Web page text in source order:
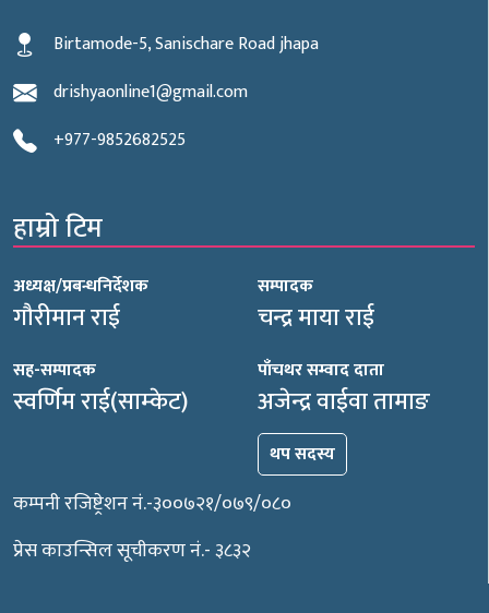
Birtamode-5, Sanischare Road jhapa
drishyaonline1@gmail.com
+977-9852682525
हाम्रो टिम
अध्यक्ष/प्रबन्धनिर्देशक
गौरीमान राई
सम्पादक
चन्द्र माया राई
सह-सम्पादक
स्वर्णिम राई(साम्केट)
पाँचथर सम्वाद दाता
अजेन्द्र वाईवा तामाङ
थप सदस्य
कम्पनी रजिष्ट्रेशन नं.-३००७२१/०७९/०८०
प्रेस काउन्सिल सूचीकरण नं.- ३८३२